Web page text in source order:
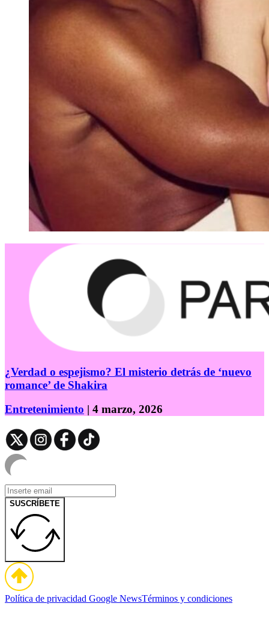
¿Verdad o espejismo? El misterio detrás de ‘nuevo
romance’ de Shakira
Entretenimiento | 4 marzo, 2026
SUSCRÍBETE
Política de privacidad Google NewsTérminos y condiciones